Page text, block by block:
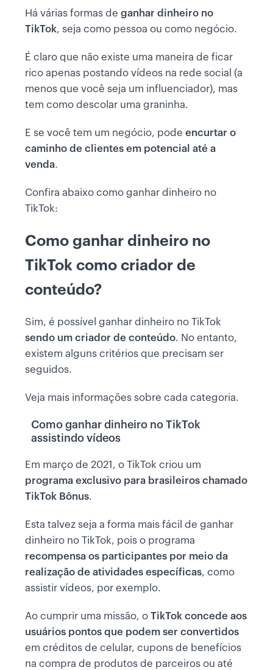
Há várias formas de ganhar dinheiro no
TikTok, seja como pessoa ou como negócio.
É claro que não existe uma maneira de ficar
rico apenas postando vídeos na rede social (a
menos que você seja um influenciador), mas
tem como descolar uma graninha.
E se você tem um negócio, pode encurtar o
caminho de clientes em potencial até a
venda.
Confira abaixo como ganhar dinheiro no
TikTok:
Como ganhar dinheiro no
TikTok como criador de
conteúdo?
Sim, é possível ganhar dinheiro no TikTok
sendo um criador de conteúdo. No entanto,
existem alguns critérios que precisam ser
seguidos.
Veja mais informações sobre cada categoria.
Como ganhar dinheiro no TikTok
assistindo vídeos
Em março de 2021, o TikTok criou um
programa exclusivo para brasileiros chamado
TikTok Bônus.
Esta talvez seja a forma mais fácil de ganhar
dinheiro no TikTok, pois o programa
recompensa os participantes por meio da
realização de atividades específicas, como
assistir vídeos, por exemplo.
Ao cumprir uma missão, o TikTok concede aos
usuários pontos que podem ser convertidos
em créditos de celular, cupons de benefícios
na compra de produtos de parceiros ou até